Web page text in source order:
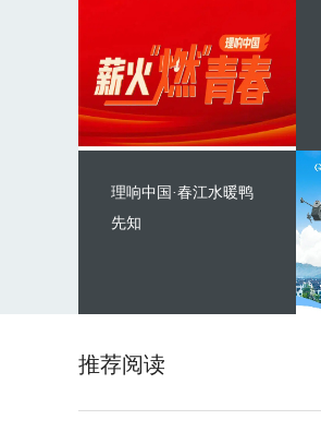
理响中国·春江水暖鸭
先知
推荐阅读